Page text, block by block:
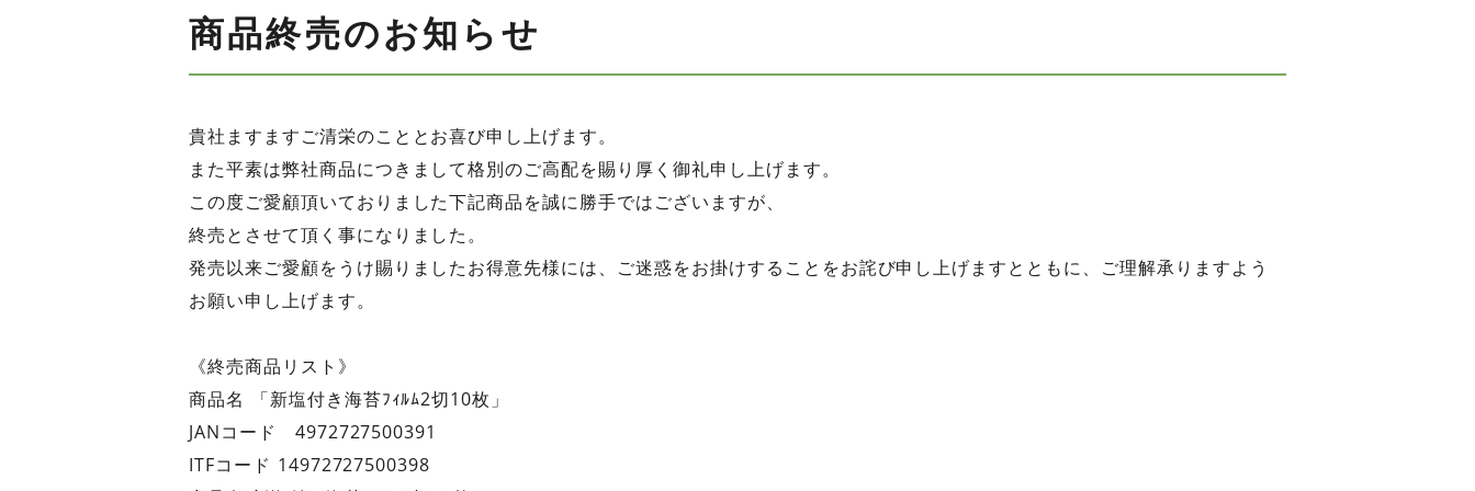
商品終売のお知らせ
貴社ますますご清栄のこととお喜び申し上げます。
また平素は弊社商品につきまして格別のご高配を賜り厚く御礼申し上げます。
この度ご愛顧頂いておりました下記商品を誠に勝手ではございますが、
終売とさせて頂く事になりました。
発売以来ご愛顧をうけ賜りましたお得意先様には、ご迷惑をお掛けすることをお詫び申し上げますとともに、ご理解承りますよう
お願い申し上げます。
《終売商品リスト》
商品名 「新塩付き海苔ﾌｨﾙﾑ2切10枚」
JANコード 4972727500391
ITFコード 14972727500398